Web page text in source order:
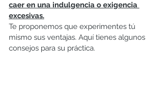
caer en una indulgencia o exigencia
excesivas.
Te proponemos que experimentes tú
mismo sus ventajas. Aquí tienes algunos
consejos para su práctica.